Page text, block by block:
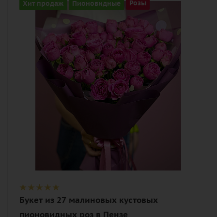
Хит продаж Пионовидные Розы
27
малиновый
Описание
роза пионовидная, лента,
дизайнерская упаковка
Букет из 27 малиновых кустовых
пионовидных роз в Пензе